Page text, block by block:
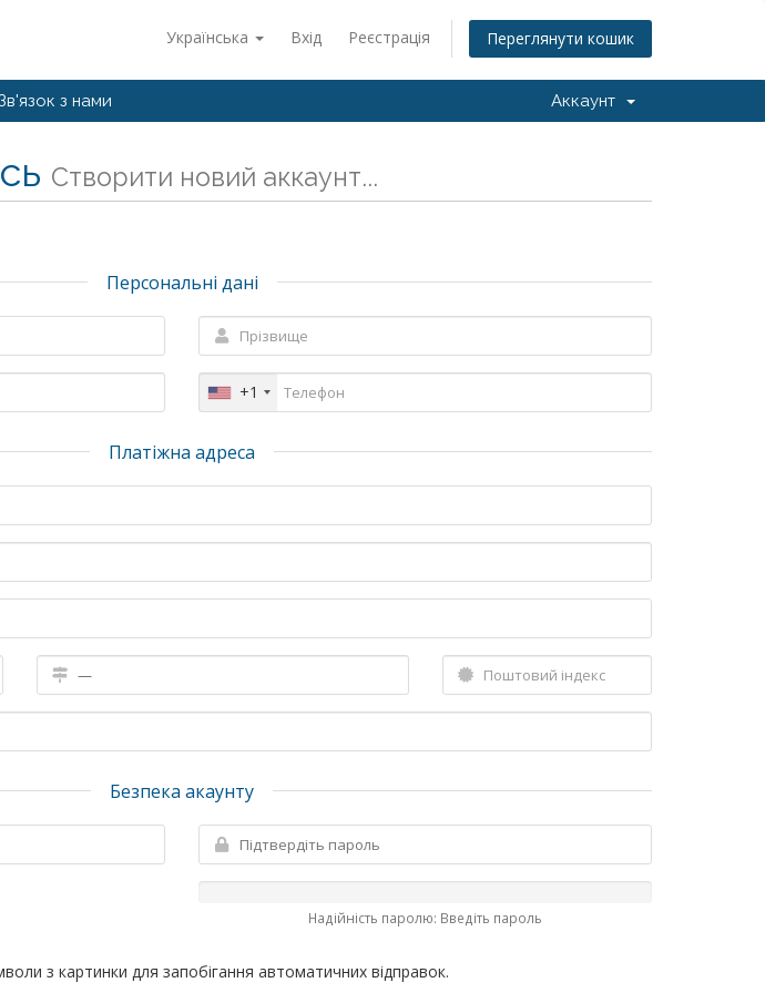
Українська Вхід Реєстрація Переглянути кошик
з нами Аккаунт
Створити новий аккаунт...
Персональні дані
+1
Платіжна адреса
Безпека акаунту
Надійність паролю: Введіть пароль
з картинки для запобігання автоматичних відправок.